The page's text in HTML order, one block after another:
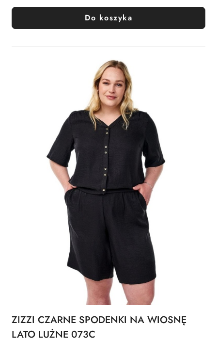
Do koszyka
ZIZZI CZARNE SPODENKI NA WIOSNĘ
LATO LUŻNE 073C